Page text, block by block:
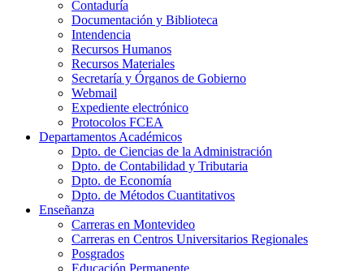
Contaduría
Documentación y Biblioteca
Intendencia
Recursos Humanos
Recursos Materiales
Secretaría y Órganos de Gobierno
Webmail
Expediente electrónico
Protocolos FCEA
Departamentos Académicos
Dpto. de Ciencias de la Administración
Dpto. de Contabilidad y Tributaria
Dpto. de Economía
Dpto. de Métodos Cuantitativos
Enseñanza
Carreras en Montevideo
Carreras en Centros Universitarios Regionales
Posgrados
Educación Permanente